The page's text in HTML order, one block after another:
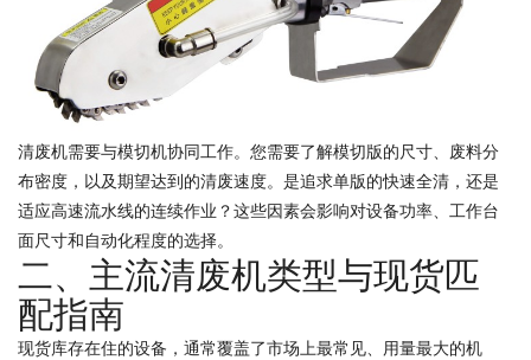
清废机需要与模切机协同工作。您需要了解模切版的尺寸、废料分
布密度，以及期望达到的清废速度。是追求单版的快速全清，还是
适应高速流水线的连续作业？这些因素会影响对设备功率、工作台
面尺寸和自动化程度的选择。
二、主流清废机类型与现货匹
配指南
现货库存在住的设备，通常覆盖了市场上最常见、用量最大的机